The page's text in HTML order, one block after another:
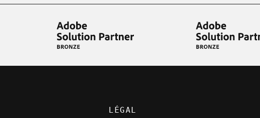
LÉGAL